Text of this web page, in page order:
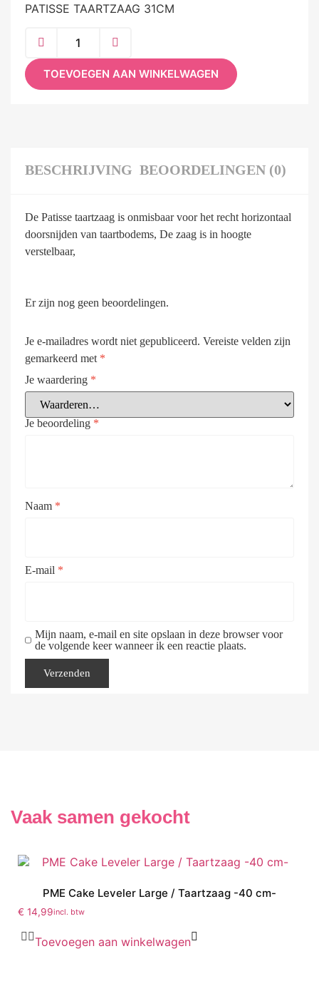
PATISSE TAARTZAAG 31CM
TOEVOEGEN AAN WINKELWAGEN
BESCHRIJVING BEOORDELINGEN (0)
De Patisse taartzaag is onmisbaar voor het recht horizontaal
doorsnijden van taartbodems, De zaag is in hoogte
verstelbaar,
Er zijn nog geen beoordelingen.
Je e-mailadres wordt niet gepubliceerd. Vereiste velden zijn
gemarkeerd met *
Je waardering *
Je beoordeling *
Naam *
E-mail *
Mijn naam, e-mail en site opslaan in deze browser voor
de volgende keer wanneer ik een reactie plaats.
Vaak samen gekocht
PME Cake Leveler Large / Taartzaag -40 cm-
€ 14,99incl. btw
Toevoegen aan winkelwagen